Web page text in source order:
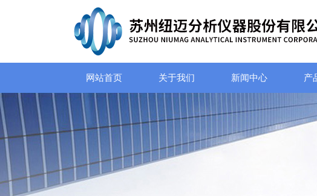
网站首页 关于我们 新闻中心 产